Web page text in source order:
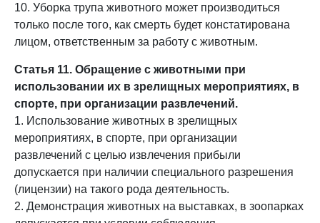
10. Уборка трупа животного может производиться
только после того, как смерть будет констатирована
лицом, ответственным за работу с животным.
Статья 11. Обращение с животными при
использовании их в зрелищных мероприятиях, в
спорте, при организации развлечений.
1. Использование животных в зрелищных
мероприятиях, в спорте, при организации
развлечений с целью извлечения прибыли
допускается при наличии специального разрешения
(лицензии) на такого рода деятельность.
2. Демонстрация животных на выставках, в зоопарках